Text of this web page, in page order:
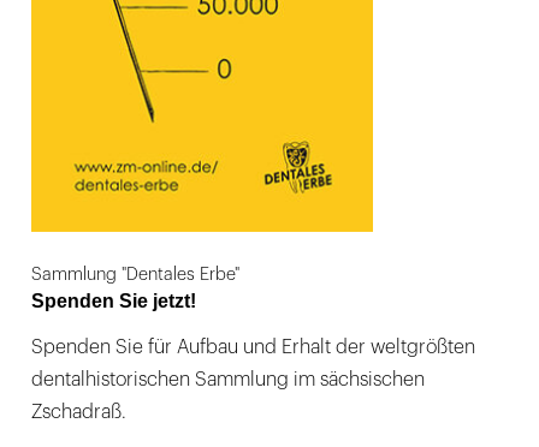
Sammlung "Dentales Erbe"
Spenden Sie jetzt!
Spenden Sie für Aufbau und Erhalt der weltgrößten
dentalhistorischen Sammlung im sächsischen
Zschadraß.